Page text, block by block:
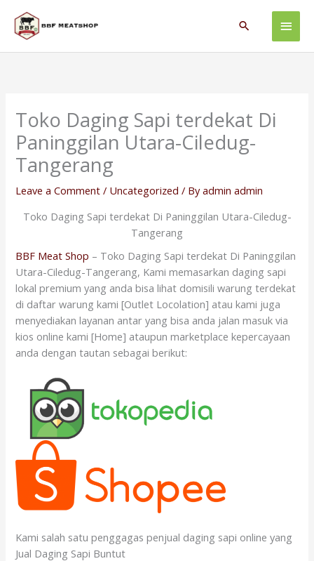
content
Main
Search
Toko Daging Sapi terdekat Di
Paninggilan Utara-Ciledug-
Tangerang
Leave a Comment / Uncategorized / Byadmin admin
Toko Daging Sapi terdekat Di Paninggilan Utara-Ciledug-
Tangerang
BBF Meat Shop – Toko Daging Sapi terdekat Di Paninggilan
Utara-Ciledug-Tangerang, Kami memasarkan daging sapi
lokal premium yang anda bisa lihat domisili warung terdekat
di daftar warung kami [Outlet Locolation] atau kami juga
menyediakan layanan antar yang bisa anda jalan masuk via
kios online kami [Home] ataupun marketplace kepercayaan
anda dengan tautan sebagai berikut:
Kami salah satu penggagas penjual daging sapi online yang
Jual Daging Sapi Buntut